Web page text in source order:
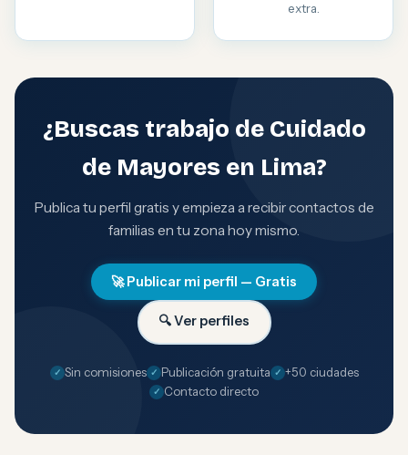
extra.
¿Buscas trabajo de Cuidado
de Mayores en Lima?
Publica tu perfil gratis y empieza a recibir contactos de
familias en tu zona hoy mismo.
🚀 Publicar mi perfil — Gratis
🔍 Ver perfiles
Sin comisiones Publicación gratuita
+50 ciudades
Contacto directo